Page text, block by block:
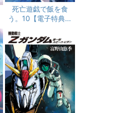
死亡遊戯で飯を食
う。10【電子特典付